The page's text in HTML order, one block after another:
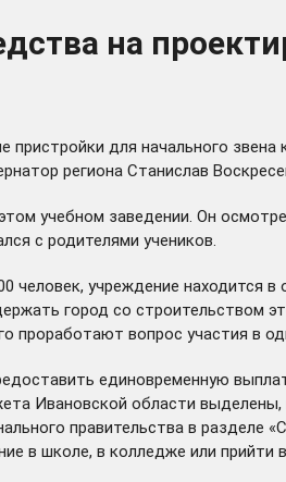
на
для начального
региона Станислав
учебном заведении. Он
с родителями учеников.
человек, учреждение находится
город со строительством
вопрос участия в
единовременную
Ивановской области выделены,
правительства в разделе
в школе, в колледже или